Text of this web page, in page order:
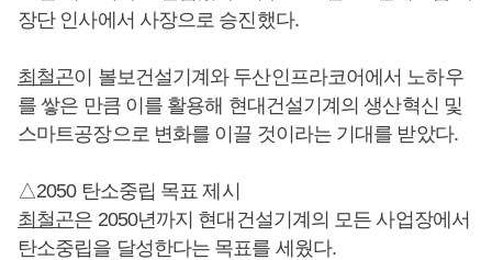
장단 인사에서 사장으로 승진했다.
최철곤이 볼보건설기계와 두산인프라코어에서 노하우
를 쌓은 만큼 이를 활용해 현대건설기계의 생산혁신 및
스마트공장으로 변화를 이끌 것이라는 기대를 받았다.
△2050 탄소중립 목표 제시
최철곤은 2050년까지 현대건설기계의 모든 사업장에서
탄소중립을 달성한다는 목표를 세웠다.